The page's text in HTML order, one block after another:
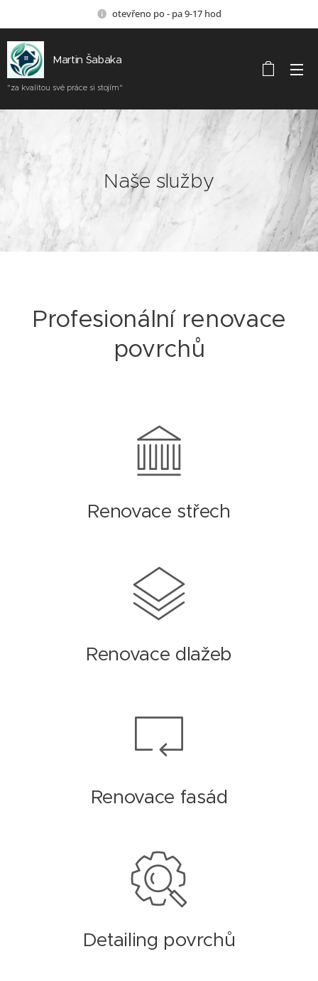
otevřeno po - pa 9-17 hod
Martin Šabaka
"za kvalitou své práce si stojím"
Naše služby
Profesionální renovace
povrchů
Renovace střech
Renovace dlažeb
Renovace fasád
Detailing povrchů